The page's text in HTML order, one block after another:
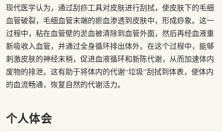
现代医学认为，通过刮痧工具对皮肤进行刮拭，使皮肤下的毛细
血管破裂，毛细血管末端的瘀血渗透到皮肤中，形成痧象。这一
过程中，粘在血管壁的淤血被清除到血管外面，然后再经血液重
新吸收入血管，并通过全身循环排出体外。在这个过程中，能够
刺激皮肤的神经末梢，促进血液循环和新陈代谢，从而加速体内
废物的排泄。这有助于将体内的代谢“垃圾”刮拭到体表，使体内
的血流畅通，恢复自然的代谢活力。
个人体会